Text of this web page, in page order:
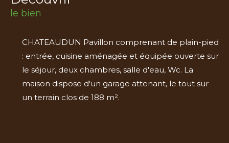
le bien
CHATEAUDUN Pavillon comprenant de plain-pied
: entrée, cuisine aménagée et équipée ouverte sur
le séjour, deux chambres, salle d'eau, Wc. La
maison dispose d'un garage attenant, le tout sur
un terrain clos de 188 m².